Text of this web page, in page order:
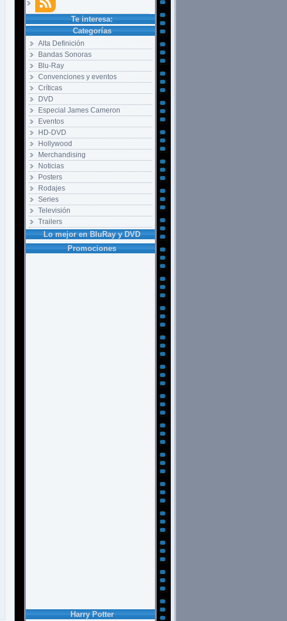
Te interesa:
Categorías
Alta Definición
Bandas Sonoras
Blu-Ray
Convenciones y eventos
Críticas
DVD
Especial James Cameron
Eventos
HD-DVD
Hollywood
Merchandising
Noticias
Posters
Rodajes
Series
Televisión
Trailers
Lo mejor en BluRay y DVD
Promociones
Harry Potter